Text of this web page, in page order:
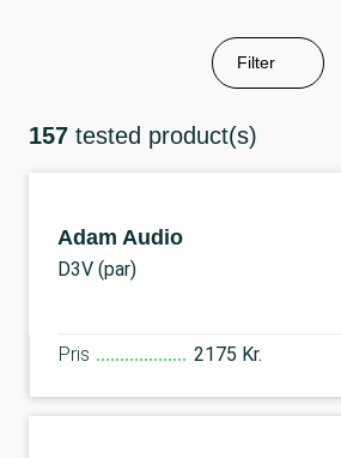
Filter
157 tested product(s)
Adam Audio
D3V (par)
Pris 2175 Kr.